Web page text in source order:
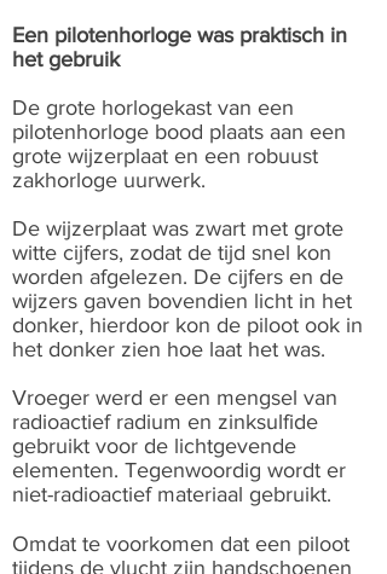
Een pilotenhorloge was praktisch in
het gebruik
De grote horlogekast van een
pilotenhorloge bood plaats aan een
grote wijzerplaat en een robuust
zakhorloge uurwerk.
De wijzerplaat was zwart met grote
witte cijfers, zodat de tijd snel kon
worden afgelezen. De cijfers en de
wijzers gaven bovendien licht in het
donker, hierdoor kon de piloot ook in
het donker zien hoe laat het was.
Vroeger werd er een mengsel van
radioactief radium en zinksulfide
gebruikt voor de lichtgevende
elementen. Tegenwoordig wordt er
niet-radioactief materiaal gebruikt.
Omdat te voorkomen dat een piloot
tijdens de vlucht zijn handschoenen